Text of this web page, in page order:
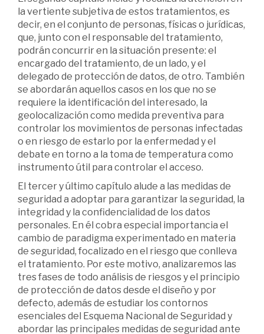
la vertiente subjetiva de estos tratamientos, es
decir, en el conjunto de personas, físicas o jurídicas,
que, junto con el responsable del tratamiento,
podrán concurrir en la situación presente: el
encargado del tratamiento, de un lado, y el
delegado de protección de datos, de otro. También
se abordarán aquellos casos en los que no se
requiere la identificación del interesado, la
geolocalización como medida preventiva para
controlar los movimientos de personas infectadas
o en riesgo de estarlo por la enfermedad y el
debate en torno a la toma de temperatura como
instrumento útil para controlar el acceso.
El tercer y último capítulo alude a las medidas de
seguridad a adoptar para garantizar la seguridad, la
integridad y la confidencialidad de los datos
personales. En él cobra especial importancia el
cambio de paradigma experimentado en materia
de seguridad, focalizado en el riesgo que conlleva
el tratamiento. Por este motivo, analizaremos las
tres fases de todo análisis de riesgos y el principio
de protección de datos desde el diseño y por
defecto, además de estudiar los contornos
esenciales del Esquema Nacional de Seguridad y
abordar las principales medidas de seguridad ante